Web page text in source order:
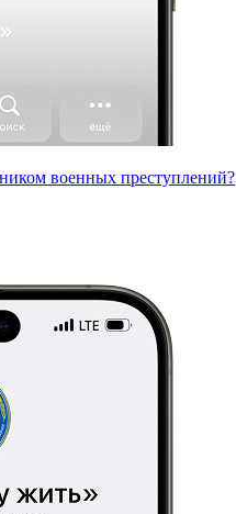
военных преступлений?